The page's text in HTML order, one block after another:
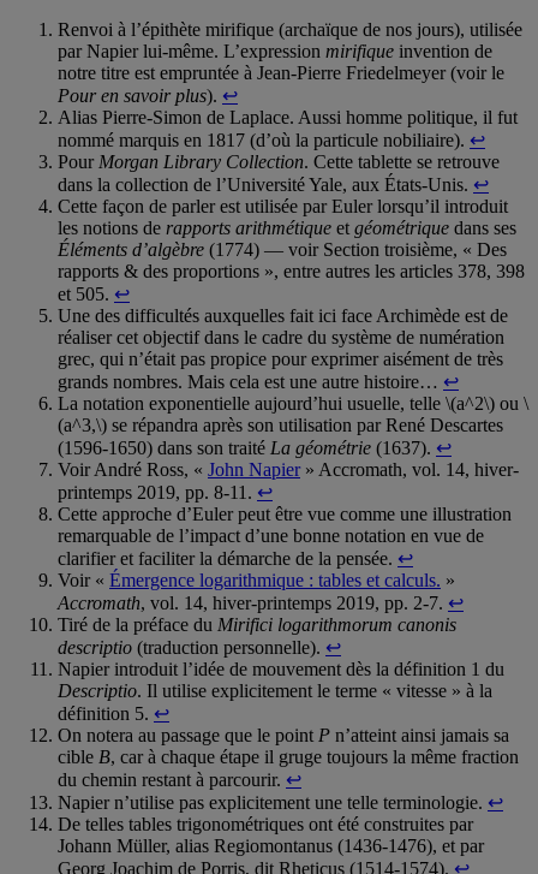
Renvoi à l’épithète mirifique (archaïque de nos jours), utilisée
par Napier lui-même. L’expression mirifique invention de
notre titre est empruntée à Jean-Pierre Friedelmeyer (voir le
Pour en savoir plus). ↩
Alias Pierre-Simon de Laplace. Aussi homme politique, il fut
nommé marquis en 1817 (d’où la particule nobiliaire). ↩
Pour Morgan Library Collection. Cette tablette se retrouve
dans la collection de l’Université Yale, aux États-Unis. ↩
Cette façon de parler est utilisée par Euler lorsqu’il introduit
les notions de rapports arithmétique et géométrique dans ses
Éléments d’algèbre (1774) — voir Section troisième, « Des
rapports & des proportions », entre autres les articles 378, 398
et 505. ↩
Une des difficultés auxquelles fait ici face Archimède est de
réaliser cet objectif dans le cadre du système de numération
grec, qui n’était pas propice pour exprimer aisément de très
grands nombres. Mais cela est une autre histoire… ↩
La notation exponentielle aujourd’hui usuelle, telle \(a^2\) ou \
(a^3,\) se répandra après son utilisation par René Descartes
(1596-1650) dans son traité La géométrie (1637). ↩
Voir André Ross, « John Napier» Accromath, vol. 14, hiver-
printemps 2019, pp. 8-11. ↩
Cette approche d’Euler peut être vue comme une illustration
remarquable de l’impact d’une bonne notation en vue de
clarifier et faciliter la démarche de la pensée. ↩
Voir « Émergence logarithmique : tables et calculs. »
Accromath, vol. 14, hiver-printemps 2019, pp. 2-7. ↩
Tiré de la préface du Mirifici logarithmorum canonis
descriptio (traduction personnelle). ↩
Napier introduit l’idée de mouvement dès la définition 1 du
Descriptio. Il utilise explicitement le terme « vitesse » à la
définition 5. ↩
On notera au passage que le point P n’atteint ainsi jamais sa
cible B, car à chaque étape il gruge toujours la même fraction
du chemin restant à parcourir. ↩
Napier n’utilise pas explicitement une telle terminologie. ↩
De telles tables trigonométriques ont été construites par
Johann Müller, alias Regiomontanus (1436-1476), et par
Georg Joachim de Porris, dit Rheticus (1514-1574). ↩